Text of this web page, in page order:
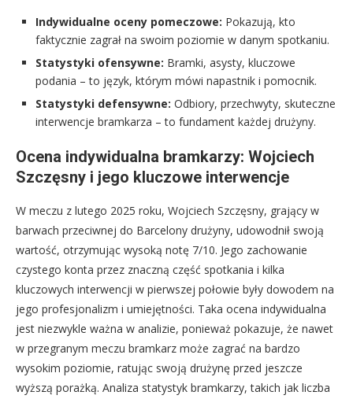
Indywidualne oceny pomeczowe: Pokazują, kto
faktycznie zagrał na swoim poziomie w danym spotkaniu.
Statystyki ofensywne: Bramki, asysty, kluczowe
podania – to język, którym mówi napastnik i pomocnik.
Statystyki defensywne: Odbiory, przechwyty, skuteczne
interwencje bramkarza – to fundament każdej drużyny.
Ocena indywidualna bramkarzy: Wojciech
Szczęsny i jego kluczowe interwencje
W meczu z lutego 2025 roku, Wojciech Szczęsny, grający w
barwach przeciwnej do Barcelony drużyny, udowodnił swoją
wartość, otrzymując wysoką notę 7/10. Jego zachowanie
czystego konta przez znaczną część spotkania i kilka
kluczowych interwencji w pierwszej połowie były dowodem na
jego profesjonalizm i umiejętności. Taka ocena indywidualna
jest niezwykle ważna w analizie, ponieważ pokazuje, że nawet
w przegranym meczu bramkarz może zagrać na bardzo
wysokim poziomie, ratując swoją drużynę przed jeszcze
wyższą porażką. Analiza statystyk bramkarzy, takich jak liczba